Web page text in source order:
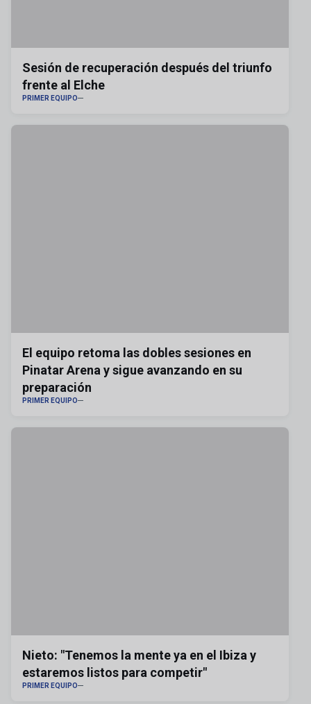
Sesión de recuperación después del triunfo
frente al Elche
PRIMER EQUIPO
El equipo retoma las dobles sesiones en
Pinatar Arena y sigue avanzando en su
preparación
PRIMER EQUIPO
Nieto: "Tenemos la mente ya en el Ibiza y
estaremos listos para competir"
PRIMER EQUIPO